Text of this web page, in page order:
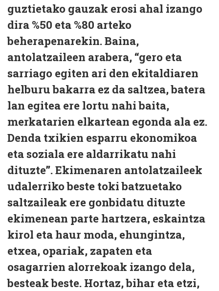
guztietako gauzak erosi ahal izango
dira %50 eta %80 arteko
beherapenarekin. Baina,
antolatzaileen arabera, “gero eta
sarriago egiten ari den ekitaldiaren
helburu bakarra ez da saltzea, batera
lan egitea ere lortu nahi baita,
merkatarien elkartean egonda ala ez.
Denda txikien esparru ekonomikoa
eta soziala ere aldarrikatu nahi
dituzte”. Ekimenaren antolatzaileek
udalerriko beste toki batzuetako
saltzaileak ere gonbidatu dituzte
ekimenean parte hartzera, eskaintza
kirol eta haur moda, ehungintza,
etxea, opariak, zapaten eta
osagarrien alorrekoak izango dela,
besteak beste. Hortaz, bihar eta etzi,